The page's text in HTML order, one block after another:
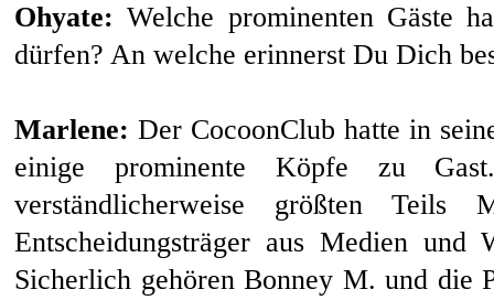
Ohyate: Welche prominenten Gäste
dürfen? An welche erinnerst Du Dich
Marlene: Der CocoonClub hatte in
einige prominente Köpfe zu
verständlicherweise größten Teils
Entscheidungsträger aus Medien und
Sicherlich gehören Bonney M. und die